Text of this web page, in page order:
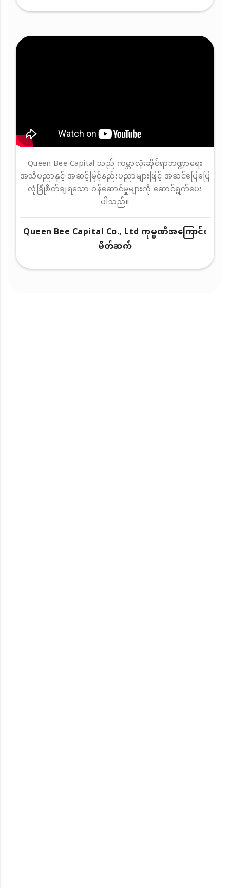
Queen Bee Capital သည် ကမ္ဘာလုံးဆိုင်ရာဘဏ္ဍာရေး
အသိပညာနှင့် အဆင့်မြင့်နည်းပညာများဖြင့် အဆင်ပြေပြေ
လုံခြုံစိတ်ချရသော ဝန်ဆောင်မှုများကို ဆောင်ရွက်ပေး
ပါသည်။
Queen Bee Capital Co., Ltd ကုမ္ပဏီအကြောင်း
မိတ်ဆက်